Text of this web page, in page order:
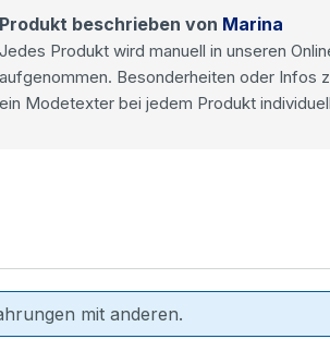
Produkt beschrieben von Marina
Jedes Produkt wird manuell in unseren
aufgenommen. Besonderheiten oder Infos
ein Modetexter bei jedem Produkt
mit anderen.